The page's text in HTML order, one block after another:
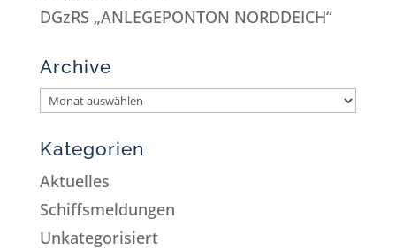
DGzRS „ANLEGEPONTON NORDDEICH“
Archive
Kategorien
Aktuelles
Schiffsmeldungen
Unkategorisiert